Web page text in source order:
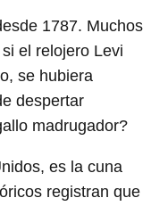
1787. Muchos
el relojero Levi
se hubiera
despertar
madrugador?
es la cuna
registran que